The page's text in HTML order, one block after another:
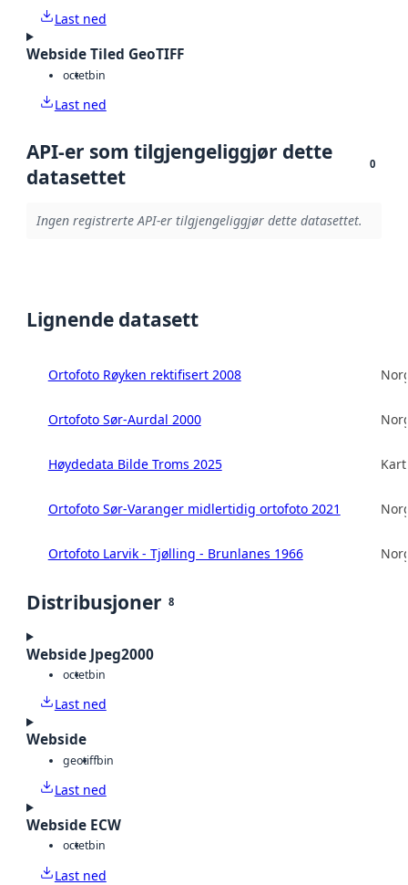
Last ned
Webside Tiled GeoTIFF
octetbin
Last ned
API-er som tilgjengeliggjør dette
datasettet
0
Ingen registrerte API-er tilgjengeliggjør dette datasettet.
Lignende datasett
Ortofoto Røyken rektifisert 2008
Ortofoto Sør-Aurdal 2000
Høydedata Bilde Troms 2025
Ortofoto Sør-Varanger midlertidig ortofoto 2021
Ortofoto Larvik - Tjølling - Brunlanes 1966
Distribusjoner 8
Webside Jpeg2000
octetbin
Last ned
Webside
geotiffbin
Last ned
Webside ECW
octetbin
Last ned